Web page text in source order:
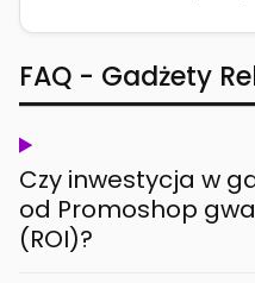
FAQ - Gadżety
Czy inwestycja w
od Promoshop
(ROI)?